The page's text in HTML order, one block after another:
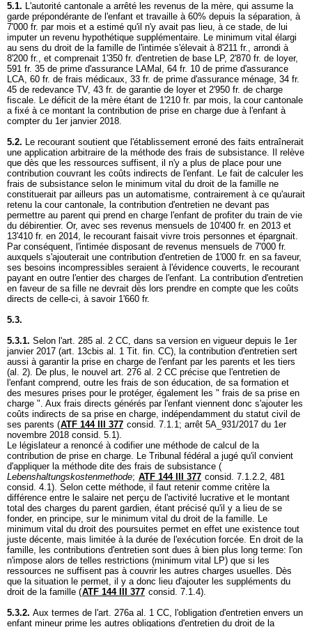
5.1. L'autorité cantonale a arrêté les revenus de la mère, qui assume la
garde prépondérante de l'enfant et travaille à 60% depuis la séparation, à
7'000 fr. par mois et a estimé qu'il n'y avait pas lieu, à ce stade, de lui
imputer un revenu hypothétique supplémentaire. Le minimum vital élargi
au sens du droit de la famille de l'intimée s'élevait à 8'211 fr., arrondi à
8'200 fr., et comprenait 1'350 fr. d'entretien de base LP, 2'870 fr. de loyer,
591 fr. 35 de prime d'assurance LAMal, 64 fr. 10 de prime d'assurance
LCA, 60 fr. de frais médicaux, 33 fr. de prime d'assurance ménage, 34 fr.
45 de redevance TV, 43 fr. de garantie de loyer et 2'950 fr. de charge
fiscale. Le déficit de la mère étant de 1'210 fr. par mois, la cour cantonale
a fixé à ce montant la contribution de prise en charge due à l'enfant à
compter du 1er janvier 2018.
5.2. Le recourant soutient que l'établissement erroné des faits entraînerait
une application arbitraire de la méthode des frais de subsistance. Il relève
que dès que les ressources suffisent, il n'y a plus de place pour une
contribution couvrant les coûts indirects de l'enfant. Le fait de calculer les
frais de subsistance selon le minimum vital du droit de la famille ne
constituerait par ailleurs pas un automatisme, contrairement à ce qu'aurait
retenu la cour cantonale, la contribution d'entretien ne devant pas
permettre au parent qui prend en charge l'enfant de profiter du train de vie
du débirentier. Or, avec ses revenus mensuels de 10'400 fr. en 2013 et
13'410 fr. en 2014, le recourant faisait vivre trois personnes et épargnait.
Par conséquent, l'intimée disposant de revenus mensuels de 7'000 fr.
auxquels s'ajouterait une contribution d'entretien de 1'000 fr. en sa faveur,
ses besoins incompressibles seraient à l'évidence couverts, le recourant
payant en outre l'entier des charges de l'enfant. La contribution d'entretien
en faveur de sa fille ne devrait dès lors prendre en compte que les coûts
directs de celle-ci, à savoir 1'660 fr.
5.3.
5.3.1. Selon l'art. 285 al. 2 CC, dans sa version en vigueur depuis le 1er
janvier 2017 (art. 13cbis al. 1 Tit. fin. CC), la contribution d'entretien sert
aussi à garantir la prise en charge de l'enfant par les parents et les tiers
(al. 2). De plus, le nouvel art. 276 al. 2 CC précise que l'entretien de
l'enfant comprend, outre les frais de son éducation, de sa formation et
des mesures prises pour le protéger, également les " frais de sa prise en
charge ". Aux frais directs générés par l'enfant viennent donc s'ajouter les
coûts indirects de sa prise en charge, indépendamment du statut civil de
ses parents (ATF 144 III 377 consid. 7.1.1; arrêt 5A_931/2017 du 1er
novembre 2018 consid. 5.1).
Le législateur a renoncé à codifier une méthode de calcul de la
contribution de prise en charge. Le Tribunal fédéral a jugé qu'il convient
d'appliquer la méthode dite des frais de subsistance (
Lebenshaltungskostenmethode; ATF 144 III 377 consid. 7.1.2.2, 481
consid. 4.1). Selon cette méthode, il faut retenir comme critère la
différence entre le salaire net perçu de l'activité lucrative et le montant
total des charges du parent gardien, étant précisé qu'il y a lieu de se
fonder, en principe, sur le minimum vital du droit de la famille. Le
minimum vital du droit des poursuites permet en effet une existence tout
juste décente, mais limitée à la durée de l'exécution forcée. En droit de la
famille, les contributions d'entretien sont dues à bien plus long terme: l'on
n'impose alors de telles restrictions (minimum vital LP) que si les
ressources ne suffisent pas à couvrir les autres charges usuelles. Dès
que la situation le permet, il y a donc lieu d'ajouter les suppléments du
droit de la famille (ATF 144 III 377 consid. 7.1.4).
5.3.2. Aux termes de l'art. 276a al. 1 CC, l'obligation d'entretien envers un
enfant mineur prime les autres obligations d'entretien du droit de la